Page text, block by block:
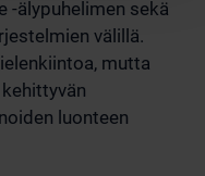
-älypuhelimen sekä
välillä.
mutta
luonteen